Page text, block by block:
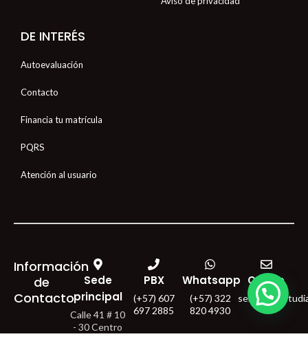
DE INTERÉS
Autoevaluación
Contacto
Financia tu matrícula
PQRS
Atención al usuario
Información
de
Contacto
Sede
principal
Calle 41 # 10
- 30 Centro
PBX
(+57) 607
697 2885
Whatsapp
(+57) 322
820 4930
Correo